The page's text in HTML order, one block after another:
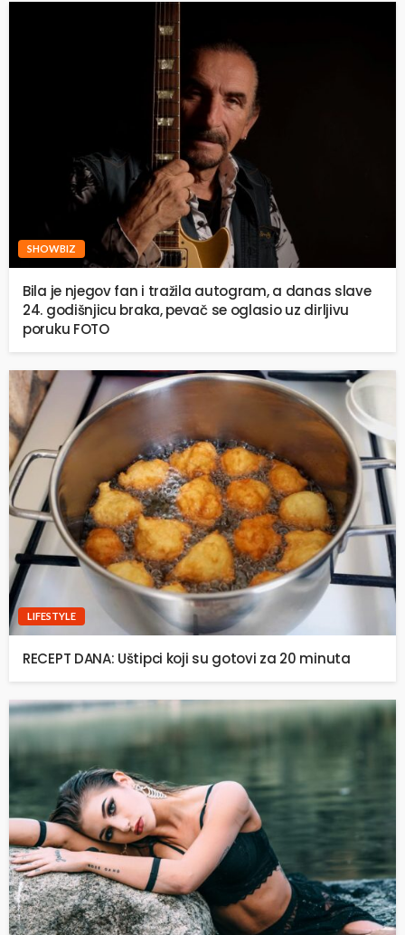
SHOWBIZ
Bila je njegov fan i tražila autogram, a danas slave
24. godišnjicu braka, pevač se oglasio uz dirljivu
poruku FOTO
LIFESTYLE
RECEPT DANA: Uštipci koji su gotovi za 20 minuta